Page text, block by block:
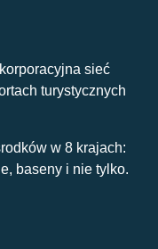
sieć
turystycznych
w 8 krajach:
baseny i nie tylko.